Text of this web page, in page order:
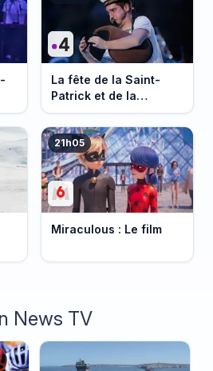
La fête de la Saint-
Patrick et de la
Bretagne
21h05
Miraculous : Le film
News TV